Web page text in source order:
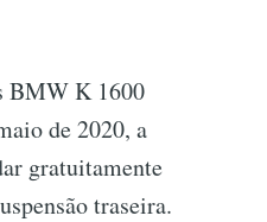
BMW K 1600
de 2020, a
gratuitamente
traseira.